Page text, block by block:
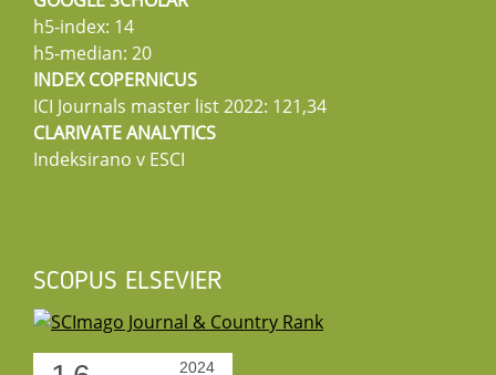
h5-index: 14
h5-median: 20
INDEX COPERNICUS
ICI Journals master list 2022: 121,34
CLARIVATE ANALYTICS
Indeksirano v ESCI
SCOPUS ELSEVIER
2024